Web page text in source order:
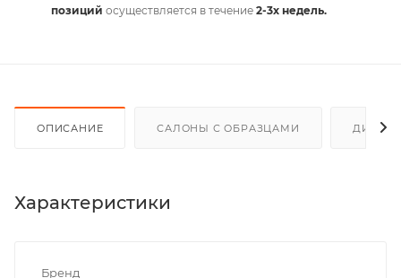
позиций осуществляется в течение 2-3х недель.
ОПИСАНИЕ САЛОНЫ С ОБРАЗЦАМИ
Характеристики
Бренд